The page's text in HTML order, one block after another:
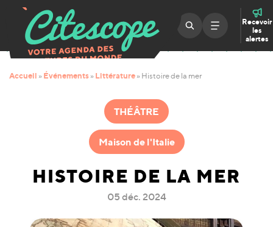
Recevoir
les
alertes
Accueil » Événements » Littérature » Histoire de la mer
THÉÂTRE
Maison de l'Italie
HISTOIRE DE LA MER
05 déc. 2024